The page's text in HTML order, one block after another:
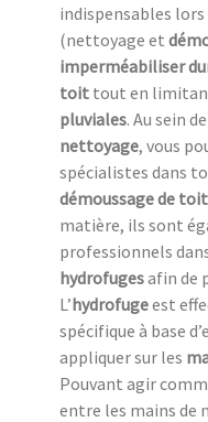
indispensables lors
(nettoyage et
imperméabiliser
toit tout en
pluviales. Au sein
nettoyage, vous
spécialistes dans
démoussage de
matière, ils sont
professionnels
hydrofugesafin de
L’hydrofugeest
spécifique à base
appliquer sur les
Pouvant agir
entre les mains de